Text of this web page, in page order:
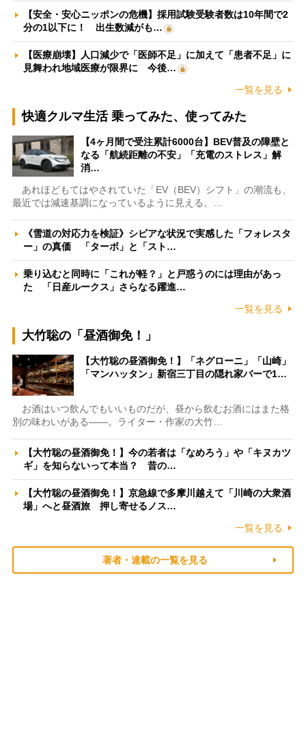
【安全・安心ニッポンの危機】採用試験受験者数は10年間で2
分の1以下に！ 出生数減がも…
【医療崩壊】人口減少で「医師不足」に加えて「患者不足」に
見舞われ地域医療が限界に 今後…
一覧を見る
快適クルマ生活 乗ってみた、使ってみた
【4ヶ月間で受注累計6000台】BEV普及の障壁と
なる「航続距離の不安」「充電のストレス」解
消…
あれほどもてはやされていた「EV（BEV）シフト」の潮流も、
最近では減速基調になっているように見える。…
《雪道の対応力を検証》シビアな状況で実感した「フォレスタ
ー」の真価 「ターボ」と「スト…
乗り込むと同時に「これが軽？」と戸惑うのには理由があっ
た 「日産ルークス」さらなる躍進…
一覧を見る
大竹聡の「昼酒御免！」
【大竹聡の昼酒御免！】「ネグローニ」「山崎」
「マンハッタン」新宿三丁目の隠れ家バーで1…
お酒はいつ飲んでもいいものだが、昼から飲むお酒にはまた格
別の味わいがある――。ライター・作家の大竹…
【大竹聡の昼酒御免！】今の若者は「なめろう」や「キヌカツ
ギ」を知らないって本当？ 昔の…
【大竹聡の昼酒御免！】京急線で多摩川越えて「川崎の大衆酒
場」へと昼酒旅 押し寄せるノス…
一覧を見る
著者・連載の一覧を見る